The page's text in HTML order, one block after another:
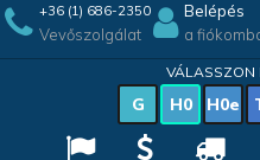
+36 (1) 686-2350
Vevőszolgálat
Belépés
a
VÁLASSZON
G H0 H0e